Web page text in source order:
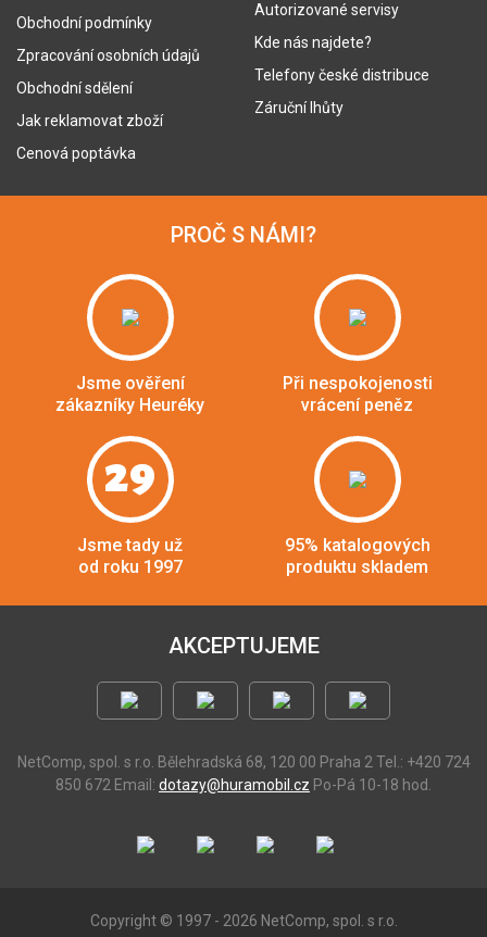
Obchodní podmínky
Zpracování osobních údajů
Obchodní sdělení
Jak reklamovat zboží
Cenová poptávka
Autorizované servisy
Kde nás najdete?
Telefony české distribuce
Záruční lhůty
PROČ S NÁMI?
Jsme ověření
zákazníky Heuréky
Při nespokojenosti
vrácení peněz
29
Jsme tady už
od roku 1997
95% katalogových
produktu skladem
AKCEPTUJEME
NetComp, spol. s r.o. Bělehradská 68, 120 00 Praha 2 Tel.: +420 724
850 672 Email: dotazy@huramobil.cz Po-Pá 10-18 hod.
Copyright © 1997 - 2026 NetComp, spol. s r.o.